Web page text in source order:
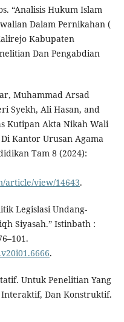
“Analisis Hukum Islam
Dalam Pernikahan (
Kabupaten
Dan Pengabdian
Muhammad Arsad
Syekh, Ali Hasan, and
Kutipan Akta Nikah Wali
Kantor Urusan Agama
Tam 8 (2024):
article/view/14643.
Legislasi Undang-
Siyasah.” Istinbath :
.
Untuk Penelitian Yang
Dan Konstruktif.